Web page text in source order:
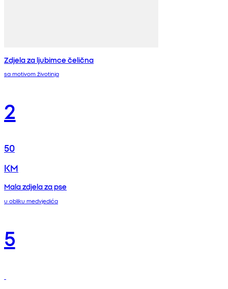
Zdjela za ljubimce čelična
sa motivom životinja
2
50
KM
Mala zdjela za pse
u obliku medvjedića
5